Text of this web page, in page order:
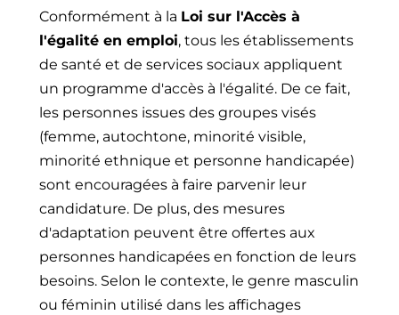
Conformément à la Loi sur l'Accès à
l'égalité en emploi, tous les établissements
de santé et de services sociaux appliquent
un programme d'accès à l'égalité. De ce fait,
les personnes issues des groupes visés
(femme, autochtone, minorité visible,
minorité ethnique et personne handicapée)
sont encouragées à faire parvenir leur
candidature. De plus, des mesures
d'adaptation peuvent être offertes aux
personnes handicapées en fonction de leurs
besoins. Selon le contexte, le genre masculin
ou féminin utilisé dans les affichages